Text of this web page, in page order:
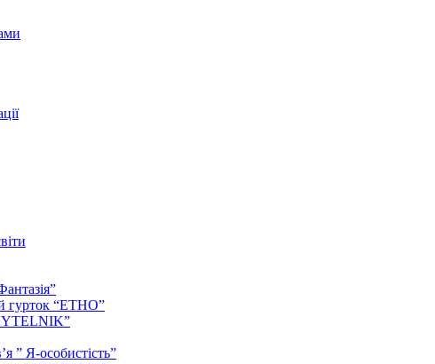
гурток “ЕТНО”
” Я-особистість”